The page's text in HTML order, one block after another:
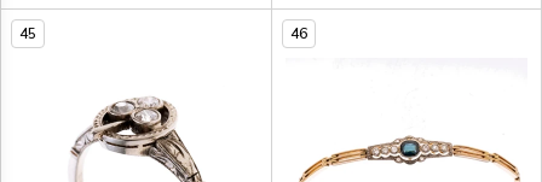
insgesamt ca. 0.57ct. Clips
Abschnitten mit Rubin -
besten Freund des
Menschens. Breite 2,5 cm.
45 46